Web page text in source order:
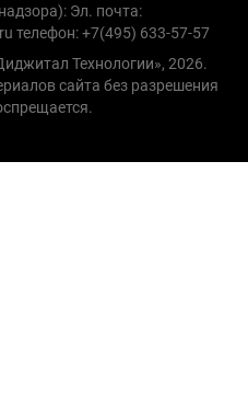
Эл. почта:
телефон: +7(495) 633-57-57
Технологии», 2026.
сайта без разрешения